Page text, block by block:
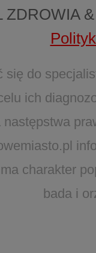
ZDROWIA
do
ich
charakter
bada i